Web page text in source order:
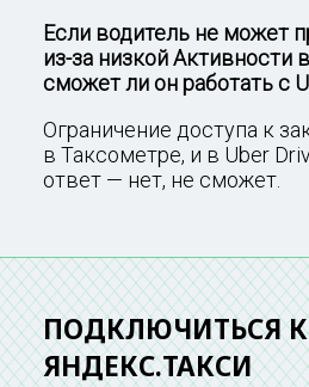
Если водитель не может
из-за низкой Активности
сможет ли он работать с
Ограничение доступа к
в Таксометре, и в Uber
ответ — нет, не сможет.
ПОДКЛЮЧИТЬСЯ
ЯНДЕКС.ТАКСИ